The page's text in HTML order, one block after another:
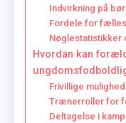
Indvirkning på
Fordele for
Nøglestatistikker
Hvordan kan
Frivillige
Trænerroller for
Deltagelse i